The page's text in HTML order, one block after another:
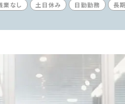
業なし 土日休み 日勤勤務 長